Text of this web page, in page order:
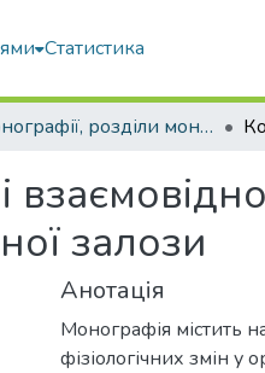
Статистика
Монографії, розділи монографій, доповіді
залози
Анотація
Монографія містить
фізіологічних змін у